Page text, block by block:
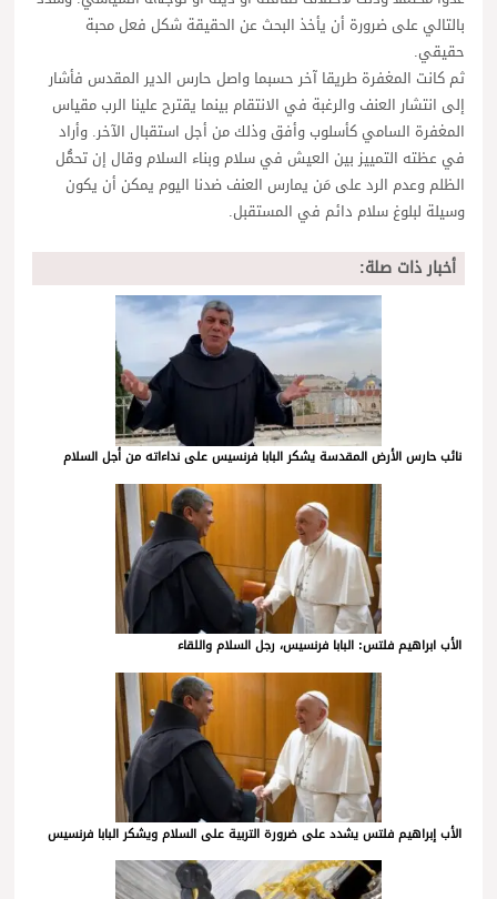
بالتالي على ضرورة أن يأخذ البحث عن الحقيقة شكل فعل محبة
حقيقي.
ثم كانت المغفرة طريقا آخر حسبما واصل حارس الدير المقدس فأشار
إلى انتشار العنف والرغبة في الانتقام بينما يقترح علينا الرب مقياس
المغفرة السامي كأسلوب وأفق وذلك من أجل استقبال الآخر. وأراد
في عظته التمييز بين العيش في سلام وبناء السلام وقال إن تحمُّل
الظلم وعدم الرد على مَن يمارس العنف ضدنا اليوم يمكن أن يكون
وسيلة لبلوغ سلام دائم في المستقبل.
أخبار ذات صلة:
نائب حارس الأرض المقدسة يشكر البابا فرنسيس على نداءاته من أجل السلام
الأب ابراهيم فلتس: البابا فرنسيس، رجل السلام واللقاء
الأب إبراهيم فلتس يشدد على ضرورة التربية على السلام ويشكر البابا فرنسيس